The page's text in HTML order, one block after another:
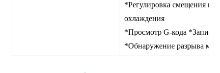
*Регулировка смещения по
охлаждения
*Просмотр G-кода *Запись
*Обнаружение разрыва